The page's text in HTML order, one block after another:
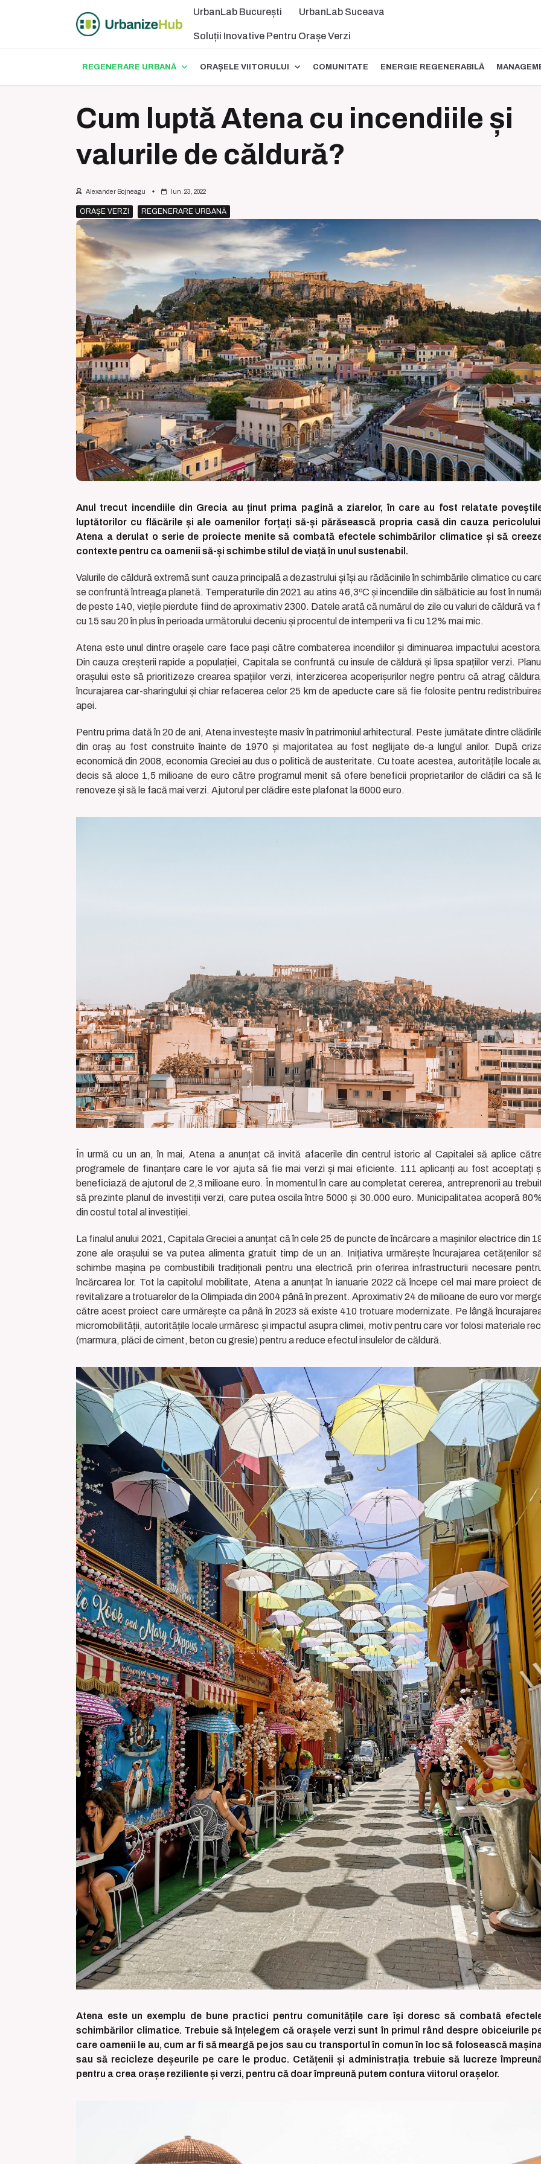
UrbanLab București UrbanLab Suceava
Soluții Inovative Pentru Orașe Verzi
REGENERARE URBANĂ ORAȘELE VIITORULUI COMUNITATE ENERGIE REGENERABILĂ
Cum luptă Atena cu incendiile și
valurile de căldură?
Alexander Bojneagu Iun. 23, 2022
ORAȘE VERZI REGENERARE URBANĂ
Anul trecut incendiile din Grecia au ținut prima pagină a ziarelor, în care au fost relatate
luptătorilor cu flăcările și ale oamenilor forțați să-și părăsească propria casă din cauza
Atena a derulat o serie de proiecte menite să combată efectele schimbărilor climatice și să
contexte pentru ca oamenii să-și schimbe stilul de viață în unul sustenabil.
Valurile de căldură extremă sunt cauza principală a dezastrului și își au rădăcinile în schimbările climatice cu
se confruntă întreaga planetă. Temperaturile din 2021 au atins 46,3ºC și incendiile din sălbăticie au fost în
de peste 140, viețile pierdute fiind de aproximativ 2300. Datele arată că numărul de zile cu valuri de căldură va
cu 15 sau 20 în plus în perioada următorului deceniu și procentul de intemperii va fi cu 12% mai mic.
Atena este unul dintre orașele care face pași către combaterea incendiilor și diminuarea impactului acestora.
Din cauza creșterii rapide a populației, Capitala se confruntă cu insule de căldură și lipsa spațiilor verzi. Planul
orașului este să prioritizeze crearea spațiilor verzi, interzicerea acoperișurilor negre pentru că atrag căldura,
încurajarea car-sharingului și chiar refacerea celor 25 km de apeducte care să fie folosite pentru
apei.
Pentru prima dată în 20 de ani, Atena investește masiv în patrimoniul arhitectural. Peste jumătate dintre
din oraș au fost construite înainte de 1970 și majoritatea au fost neglijate de-a lungul anilor. După
economică din 2008, economia Greciei au dus o politică de austeritate. Cu toate acestea, autoritățile locale
decis să aloce 1,5 milioane de euro către programul menit să ofere beneficii proprietarilor de clădiri ca să
renoveze și să le facă mai verzi. Ajutorul per clădire este plafonat la 6000 euro.
În urmă cu un an, în mai, Atena a anunțat că invită afacerile din centrul istoric al Capitalei să aplice
programele de finanțare care le vor ajuta să fie mai verzi și mai eficiente. 111 aplicanți au fost acceptați
beneficiază de ajutorul de 2,3 milioane euro. În momentul în care au completat cererea, antreprenorii au
să prezinte planul de investiții verzi, care putea oscila între 5000 și 30.000 euro. Municipalitatea acoperă 80%
din costul total al investiției.
La finalul anului 2021, Capitala Greciei a anunțat că în cele 25 de puncte de încărcare a mașinilor electrice din
zone ale orașului se va putea alimenta gratuit timp de un an. Inițiativa urmărește încurajarea cetățenilor
schimbe mașina pe combustibili tradiționali pentru una electrică prin oferirea infrastructurii necesare
încărcarea lor. Tot la capitolul mobilitate, Atena a anunțat în ianuarie 2022 că începe cel mai mare proiect
revitalizare a trotuarelor de la Olimpiada din 2004 până în prezent. Aproximativ 24 de milioane de euro vor
către acest proiect care urmărește ca până în 2023 să existe 410 trotuare modernizate. Pe lângă
micromobilității, autoritățile locale urmăresc și impactul asupra climei, motiv pentru care vor folosi materiale
(marmura, plăci de ciment, beton cu gresie) pentru a reduce efectul insulelor de căldură.
Atena este un exemplu de bune practici pentru comunitățile care își doresc să combată
schimbărilor climatice. Trebuie să înțelegem că orașele verzi sunt în primul rând despre obiceiurile
care oamenii le au, cum ar fi să meargă pe jos sau cu transportul în comun în loc să folosească
sau să recicleze deșeurile pe care le produc. Cetățenii și administrația trebuie să lucreze
pentru a crea orașe reziliente și verzi, pentru că doar împreună putem contura viitorul orașelor.